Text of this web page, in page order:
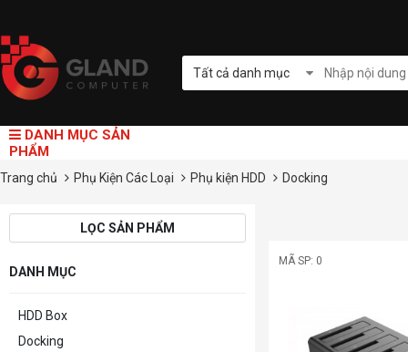
Tất cả danh mục
DANH MỤC SẢN
PHẨM
Trang chủ Phụ Kiện Các Loại Phụ kiện HDD Docking
LỌC SẢN PHẨM
DANH MỤC
HDD Box
Docking
MÃ SP: 0